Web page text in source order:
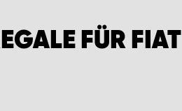
FÜR FIAT